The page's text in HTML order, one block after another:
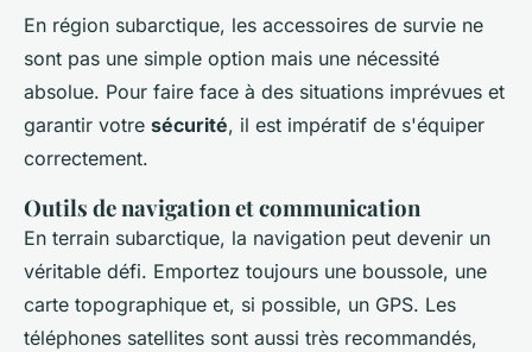
En région subarctique, les accessoires de survie ne
sont pas une simple option mais une nécessité
absolue. Pour faire face à des situations imprévues et
garantir votre sécurité, il est impératif de s'équiper
correctement.
Outils de navigation et communication
En terrain subarctique, la navigation peut devenir un
véritable défi. Emportez toujours une boussole, une
carte topographique et, si possible, un GPS. Les
téléphones satellites sont aussi très recommandés,